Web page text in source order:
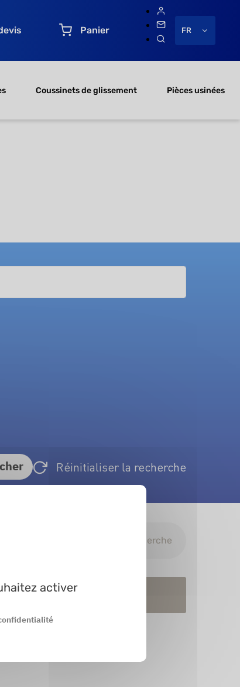
Panier FR
Coussinets de glissement Pièces usinées
Réinitialiser la recherche
Télécharger les résultats de recherche
En prod.
activer